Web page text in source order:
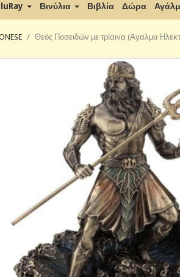
Βινύλια Βιβλία Δώρα
Θεός Ποσειδών με τρίαινα (Αγαλμα